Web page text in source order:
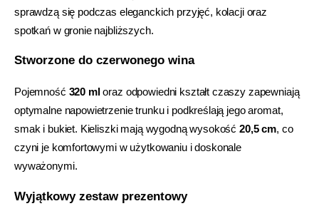
sprawdzą się podczas eleganckich przyjęć, kolacji oraz
spotkań w gronie najbliższych.
Stworzone do czerwonego wina
Pojemność 320 ml oraz odpowiedni kształt czaszy zapewniają
optymalne napowietrzenie trunku i podkreślają jego aromat,
smak i bukiet. Kieliszki mają wygodną wysokość20,5 cm, co
czyni je komfortowymi w użytkowaniu i doskonale
wyważonymi.
Wyjątkowy zestaw prezentowy